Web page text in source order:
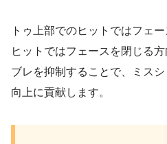
トゥ上部でのヒットではフェ
ヒットではフェースを閉じる
ブレを抑制することで、ミス
向上に貢献します。